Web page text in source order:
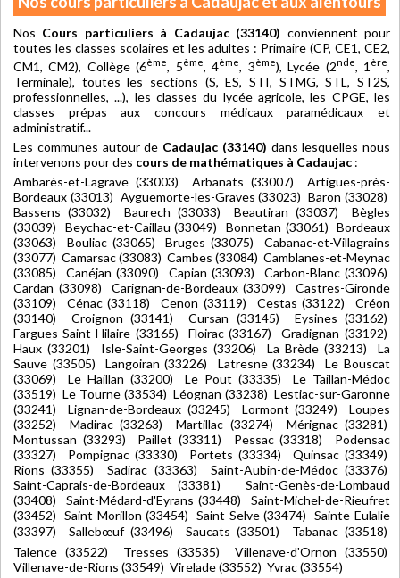
Nos Cours particuliers à Cadaujac (33140) conviennent pour
toutes les classes scolaires et les adultes : Primaire (CP, CE1, CE2,
CM1, CM2), Collège (6ème, 5ème, 4ème, 3ème), Lycée (2nde, 1 ère,
Terminale), toutes les sections (S, ES, STI, STMG, STL, ST2S,
professionnelles, ...), les classes du lycée agricole, les CPGE, les
classes prépas aux concours médicaux paramédicaux et
administratif...
Les communes autour de Cadaujac (33140) dans lesquelles nous
intervenons pour des cours de mathématiques à Cadaujac :
Ambarès-et-Lagrave (33003) Arbanats (33007) Artigues-près-
Bordeaux (33013) Ayguemorte-les-Graves (33023) Baron (33028)
Bassens (33032) Baurech (33033) Beautiran (33037) Bègles
(33039) Beychac-et-Caillau (33049) Bonnetan (33061) Bordeaux
(33063) Bouliac (33065) Bruges (33075) Cabanac-et-Villagrains
(33077) Camarsac (33083) Cambes (33084) Camblanes-et-Meynac
(33085) Canéjan (33090) Capian (33093) Carbon-Blanc (33096)
Cardan (33098) Carignan-de-Bordeaux (33099) Castres-Gironde
(33109) Cénac (33118) Cenon (33119) Cestas (33122) Créon
(33140) Croignon (33141) Cursan (33145) Eysines (33162)
Fargues-Saint-Hilaire (33165) Floirac (33167) Gradignan (33192)
Haux (33201) Isle-Saint-Georges (33206) La Brède (33213) La
Sauve (33505) Langoiran (33226) Latresne (33234) Le Bouscat
(33069) Le Haillan (33200) Le Pout (33335) Le Taillan-Médoc
(33519) Le Tourne (33534) Léognan (33238) Lestiac-sur-Garonne
(33241) Lignan-de-Bordeaux (33245) Lormont (33249) Loupes
(33252) Madirac (33263) Martillac (33274) Mérignac (33281)
Montussan (33293) Paillet (33311) Pessac (33318) Podensac
(33327) Pompignac (33330) Portets (33334) Quinsac (33349)
Rions (33355) Sadirac (33363) Saint-Aubin-de-Médoc (33376)
Saint-Caprais-de-Bordeaux (33381) Saint-Genès-de-Lombaud
(33408) Saint-Médard-d'Eyrans (33448) Saint-Michel-de-Rieufret
(33452) Saint-Morillon (33454) Saint-Selve (33474) Sainte-Eulalie
(33397) Sallebœuf (33496) Saucats (33501) Tabanac (33518)
Talence (33522) Tresses (33535) Villenave-d'Ornon (33550)
Villenave-de-Rions (33549) Virelade (33552) Yvrac (33554)